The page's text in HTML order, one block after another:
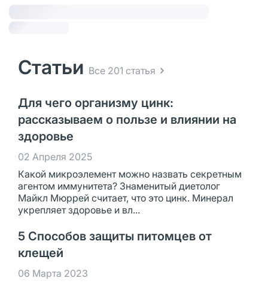
Статьи Все 201 статья
Для чего организму цинк:
рассказываем о пользе и влиянии на
здоровье
02 Апреля 2025
Какой микроэлемент можно назвать секретным
агентом иммунитета? Знаменитый диетолог
Майкл Мюррей считает, что это цинк. Минерал
укрепляет здоровье и вл...
5 Способов защиты питомцев от
клещей
06 Марта 2023